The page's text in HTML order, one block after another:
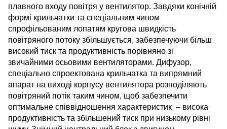
плавного входу повітря у вентилятор. Завдяки конічній
формі крильчатки та спеціальним чином
спрофільованим лопатям кругова швидкість
повітряного потоку збільшується, забезпечуючи більш
високий тиск та продуктивність порівняно зі
звичайними осьовими вентиляторами. Дифузор,
спеціально спроектована крильчатка та випрямний
апарат на виході корпусу вентилятора розподіляють
повітряний потік таким чином, щоб забезпечити
оптимальне співвідношення характеристик – висока
продуктивність та збільшений тиск при низькому рівні